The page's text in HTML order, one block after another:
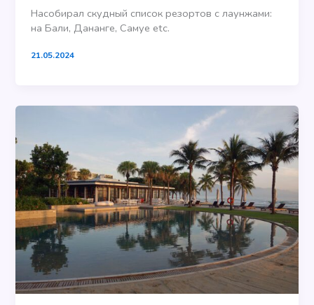
Насобирал скудный список резортов с лаунжами:
на Бали, Дананге, Самуе etc.
21.05.2024